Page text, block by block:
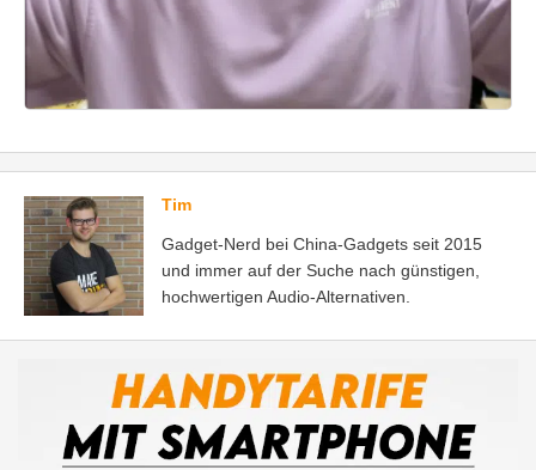
Tim
Gadget-Nerd bei China-Gadgets seit 2015
und immer auf der Suche nach günstigen,
hochwertigen Audio-Alternativen.